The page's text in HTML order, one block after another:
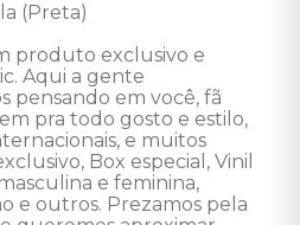
(Preta)
produto exclusivo e
Aqui a gente
pensando em você, fã
pra todo gosto e estilo,
e muitos
Box especial, Vinil
e feminina,
e outros. Prezamos pela